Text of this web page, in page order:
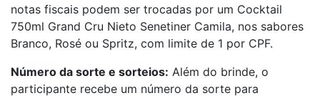
notas fiscais podem ser trocadas por um Cocktail
750ml Grand Cru Nieto Senetiner Camila, nos sabores
Branco, Rosé ou Spritz, com limite de 1 por CPF.
Número da sorte e sorteios: Além do brinde, o
participante recebe um número da sorte para